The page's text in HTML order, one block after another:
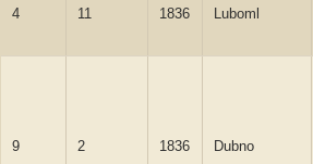
4 11 1836 Luboml
9 2 1836 Dubno